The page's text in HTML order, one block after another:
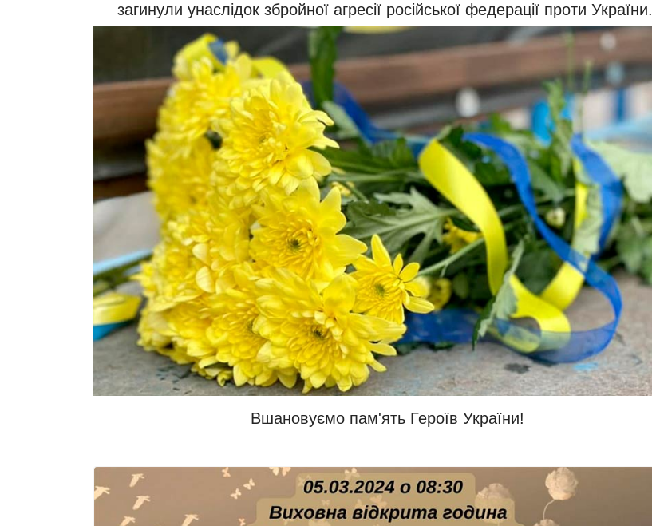
загинули унаслідок збройної агресії російської федерації проти України.
Вшановуємо пам'ять Героїв України!